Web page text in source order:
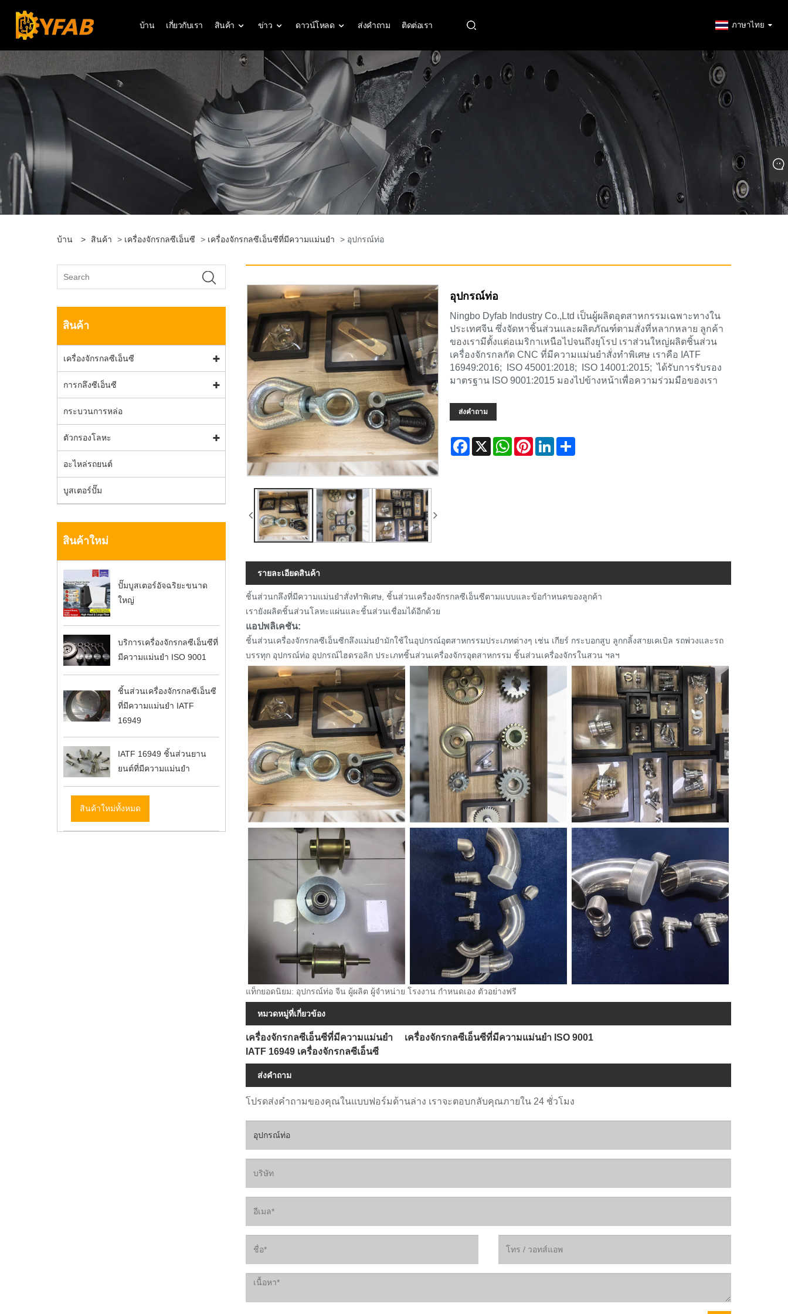
บ้าน เกี่ยวกับเรา สินค้า ข่าว ดาวน์โหลด ส่งคำถาม ติดต่อเรา ภาษาไทย
บ้าน > สินค้า > เครื่องจักรกลซีเอ็นซี > เครื่องจักรกลซีเอ็นซีที่มีความแม่นยำ > อุปกรณ์ท่อ
สินค้า
เครื่องจักรกลซีเอ็นซี
การกลึงซีเอ็นซี
กระบวนการหล่อ
ตัวกรองโลหะ
อะไหล่รถยนต์
บูสเตอร์ปั๊ม
สินค้าใหม่
ปั๊มบูสเตอร์อัจฉริยะขนาด
ใหญ่
บริการเครื่องจักรกลซีเอ็นซีที่
มีความแม่นยำ ISO 9001
ชิ้นส่วนเครื่องจักรกลซีเอ็นซี
ที่มีความแม่นยำ IATF
16949
IATF 16949 ชิ้นส่วนยาน
ยนต์ที่มีความแม่นยำ
สินค้าใหม่ทั้งหมด
อุปกรณ์ท่อ
Ningbo Dyfab Industry Co.,Ltd เป็นผู้ผลิตอุตสาหกรรมเฉพาะทางใน
ประเทศจีน ซึ่งจัดหาชิ้นส่วนและผลิตภัณฑ์ตามสั่งที่หลากหลาย ลูกค้า
ของเรามีตั้งแต่อเมริกาเหนือไปจนถึงยุโรป เราส่วนใหญ่ผลิตชิ้นส่วน
เครื่องจักรกลกัด CNC ที่มีความแม่นยำสั่งทำพิเศษ เราคือ IATF
16949:2016; ISO 45001:2018; ISO 14001:2015; ได้รับการรับรอง
มาตรฐาน ISO 9001:2015 มองไปข้างหน้าเพื่อความร่วมมือของเรา
ส่งคำถาม
Facebook
X WhatsAppPinterestLinkedInShare
รายละเอียดสินค้า
ชิ้นส่วนกลึงที่มีความแม่นยำสั่งทำพิเศษ, ชิ้นส่วนเครื่องจักรกลซีเอ็นซีตามแบบและข้อกำหนดของลูกค้า
เรายังผลิตชิ้นส่วนโลหะแผ่นและชิ้นส่วนเชื่อมได้อีกด้วย
แอปพลิเคชัน:
ชิ้นส่วนเครื่องจักรกลซีเอ็นซีกลึงแม่นยำมักใช้ในอุปกรณ์อุตสาหกรรมประเภทต่างๆ เช่น เกียร์ กระบอกสูบ ลูกกลิ้งสายเคเบิล รถพ่วงและรถ
บรรทุก อุปกรณ์ท่อ อุปกรณ์ไฮดรอลิก ประเภทชิ้นส่วนเครื่องจักรอุตสาหกรรม ชิ้นส่วนเครื่องจักรในสวน ฯลฯ
แท็กยอดนิยม: อุปกรณ์ท่อ จีน ผู้ผลิต ผู้จำหน่าย โรงงาน กำหนดเอง ตัวอย่างฟรี
หมวดหมู่ที่เกี่ยวข้อง
เครื่องจักรกลซีเอ็นซีที่มีความแม่นยำ
เครื่องจักรกลซีเอ็นซีที่มีความแม่นยำ ISO 9001
IATF 16949 เครื่องจักรกลซีเอ็นซี
ส่งคำถาม
โปรดส่งคำถามของคุณในแบบฟอร์มด้านล่าง เราจะตอบกลับคุณภายใน 24 ชั่วโมง